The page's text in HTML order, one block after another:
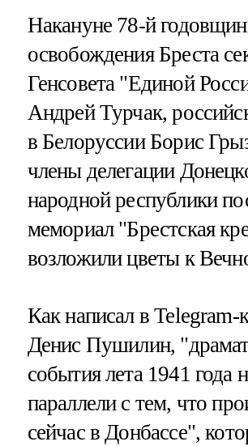
Накануне 78-й
освобождения Бреста
Генсовета "Единой
Андрей Турчак,
в Белоруссии Борис
члены делегации
народной республики
мемориал "Брестская
возложили цветы к
Как написал в Telegram-
Денис Пушилин,
события лета 1941 года
параллели с тем, что
сейчас в Донбассе",